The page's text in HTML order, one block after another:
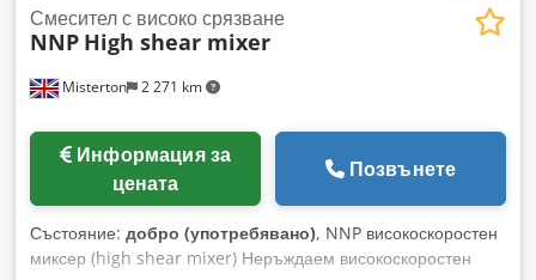
Misterton 2 271 km
Смесител с високо срязване
NNP High shear mixer
Информация за
цената
Позвънете
Състояние: добро (употребявано), NNP високоскоростен
миксер (high shear mixer) Неръждаем високоскоростен